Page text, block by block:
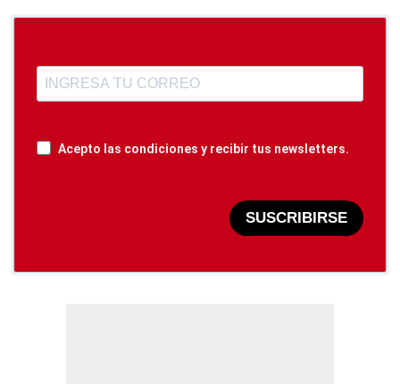
Acepto las condiciones y recibir tus newsletters.
SUSCRIBIRSE